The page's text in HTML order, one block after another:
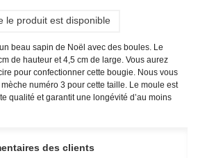
le produit est disponible
beau sapin de Noël avec des boules. Le
de hauteur et 4,5 cm de large. Vous aurez
pour confectionner cette bougie. Nous vous
numéro 3 pour cette taille. Le moule est
qualité et garantit une longévité d’au moins
des clients